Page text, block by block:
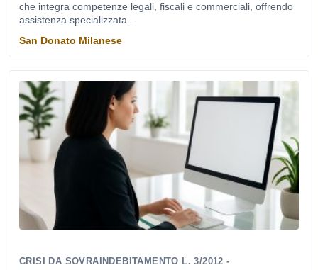
che integra competenze legali, fiscali e commerciali, offrendo
assistenza specializzata...
San Donato Milanese
CRISI DA SOVRAINDEBITAMENTO L. 3/2012 -